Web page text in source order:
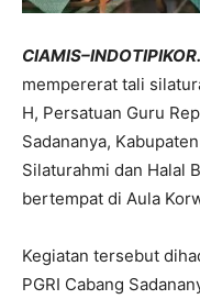
mempererat tali
H, Persatuan Guru
Sadananya,
Silaturahmi dan Halal
bertempat di Aula
Kegiatan tersebut
PGRI Cabang